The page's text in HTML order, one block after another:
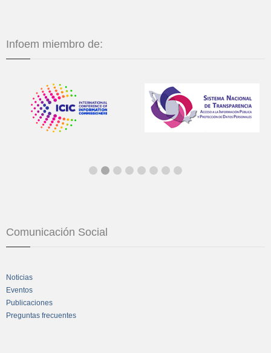
Infoem miembro de:
Comunicación Social
Noticias
Eventos
Publicaciones
Preguntas frecuentes